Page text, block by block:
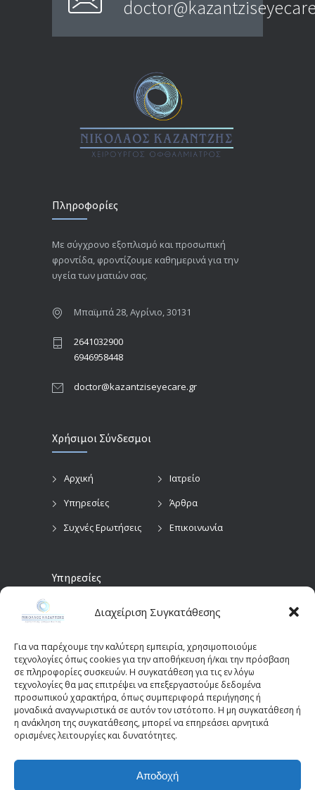
Διαχείριση Συγκατάθεσης
Για να παρέχουμε την καλύτερη εμπειρία, χρησιμοποιούμε
τεχνολογίες όπως cookies για την αποθήκευση ή/και την πρόσβαση
σε πληροφορίες συσκευών. Η συγκατάθεση για τις εν λόγω
τεχνολογίες θα μας επιτρέψει να επεξεργαστούμε δεδομένα
προσωπικού χαρακτήρα, όπως συμπεριφορά περιήγησης ή
μοναδικά αναγνωριστικά σε αυτόν τον ιστότοπο. Η μη συγκατάθεση ή
η ανάκληση της συγκατάθεσης, μπορεί να επηρεάσει αρνητικά
ορισμένες λειτουργίες και δυνατότητες.
Αποδοχή
Πληροφορίες
Με σύγχρονο εξοπλισμό και προσωπική
φροντίδα, φροντίζουμε καθημερινά για την
υγεία των ματιών σας.
Μπαϊμπά 28, Αγρίνιο, 30131
2641032900
6946958448
doctor@kazantziseyecare.gr
Χρήσιμοι Σύνδεσμοι
Αρχική
Ιατρείο
Υπηρεσίες
Άρθρα
Συχνές Ερωτήσεις
Επικοινωνία
Υπηρεσίες
Προληπτικός
Έλεγχος
Διαγνωστικές
Χειρουργικές
Επεμβάσεις Οφθαλμών
Οπτικά Πεδία
(Perimetry)
Παιδοοφθαλμολογία
Οπτική Τομογραφία
Συνοχής (OCT)
© 2025 - kazantziseyecare.gr -